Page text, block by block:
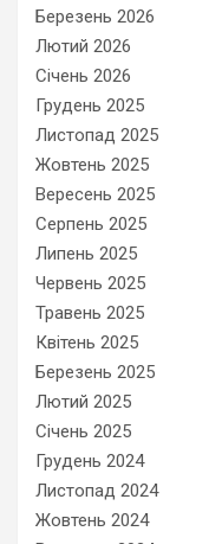
Березень 2026
Лютий 2026
Січень 2026
Грудень 2025
Листопад 2025
Жовтень 2025
Вересень 2025
Серпень 2025
Липень 2025
Червень 2025
Травень 2025
Квітень 2025
Березень 2025
Лютий 2025
Січень 2025
Грудень 2024
Листопад 2024
Жовтень 2024